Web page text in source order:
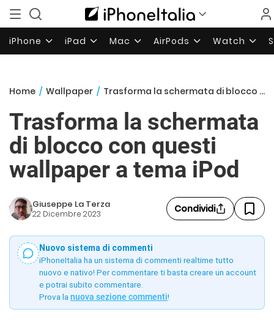
iPhone iPad Mac AirPods Watch
Home / Wallpaper / Trasforma la schermata di blocco con questi wallpaper a tema iPod
Trasforma la schermata
di blocco con questi
wallpaper a tema iPod
Giuseppe La Terza
22 Dicembre 2023 Condividi
Nuovo sistema di commenti
iPhoneItalia ha un sistema di commenti realtime tutto
nuovo e nativo! Per commentare ti basta creare un account
e potrai subito commentare.
Prova la nuova sezione commenti!